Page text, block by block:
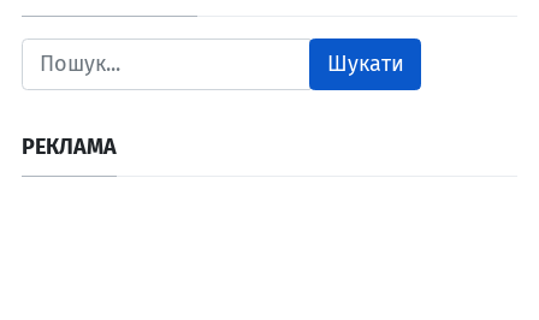
Шукати
РЕКЛАМА